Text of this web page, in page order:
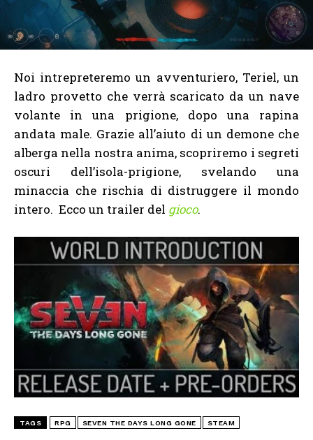
Noi intrepreteremo un avventuriero, Teriel, un
ladro provetto che verrà scaricato da un nave
volante in una prigione, dopo una rapina
andata male. Grazie all’aiuto di un demone che
alberga nella nostra anima, scopriremo i segreti
oscuri dell’isola-prigione, svelando una
minaccia che rischia di distruggere il mondo
intero. Ecco un trailer del gioco.
TAGS RPG SEVEN THE DAYS LONG GONE STEAM